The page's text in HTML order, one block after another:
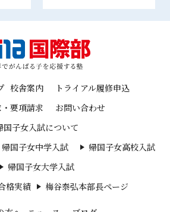
校舎案内
トライアル履修申込
要項請求
お問い合わせ
国子女入試について
帰国子女中学入試
帰国子女高校入試
帰国子女大学入試
格実績
梅谷泰弘本部長ページ